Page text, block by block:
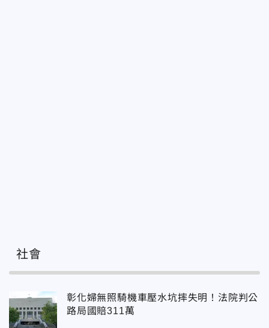
社會
彰化婦無照騎機車壓水坑摔失明！法院判公
路局國賠311萬